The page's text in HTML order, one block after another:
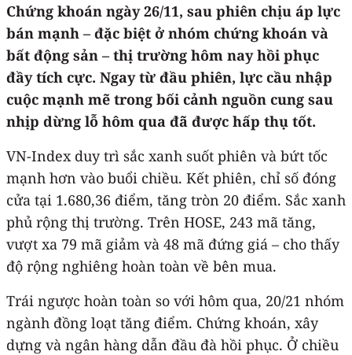
Chứng khoán ngày 26/11, sau phiên chịu áp lực
bán mạnh – đặc biệt ở nhóm chứng khoán và
bất động sản – thị trường hôm nay hồi phục
đầy tích cực. Ngay từ đầu phiên, lực cầu nhập
cuộc mạnh mẽ trong bối cảnh nguồn cung sau
nhịp dừng lỗ hôm qua đã được hấp thụ tốt.
VN-Index duy trì sắc xanh suốt phiên và bứt tốc
mạnh hơn vào buổi chiều. Kết phiên, chỉ số đóng
cửa tại 1.680,36 điểm, tăng tròn 20 điểm. Sắc xanh
phủ rộng thị trường. Trên HOSE, 243 mã tăng,
vượt xa 79 mã giảm và 48 mã đứng giá – cho thấy
độ rộng nghiêng hoàn toàn về bên mua.
Trái ngược hoàn toàn so với hôm qua, 20/21 nhóm
ngành đồng loạt tăng điểm. Chứng khoán, xây
dựng và ngân hàng dẫn đầu đà hồi phục. Ở chiều